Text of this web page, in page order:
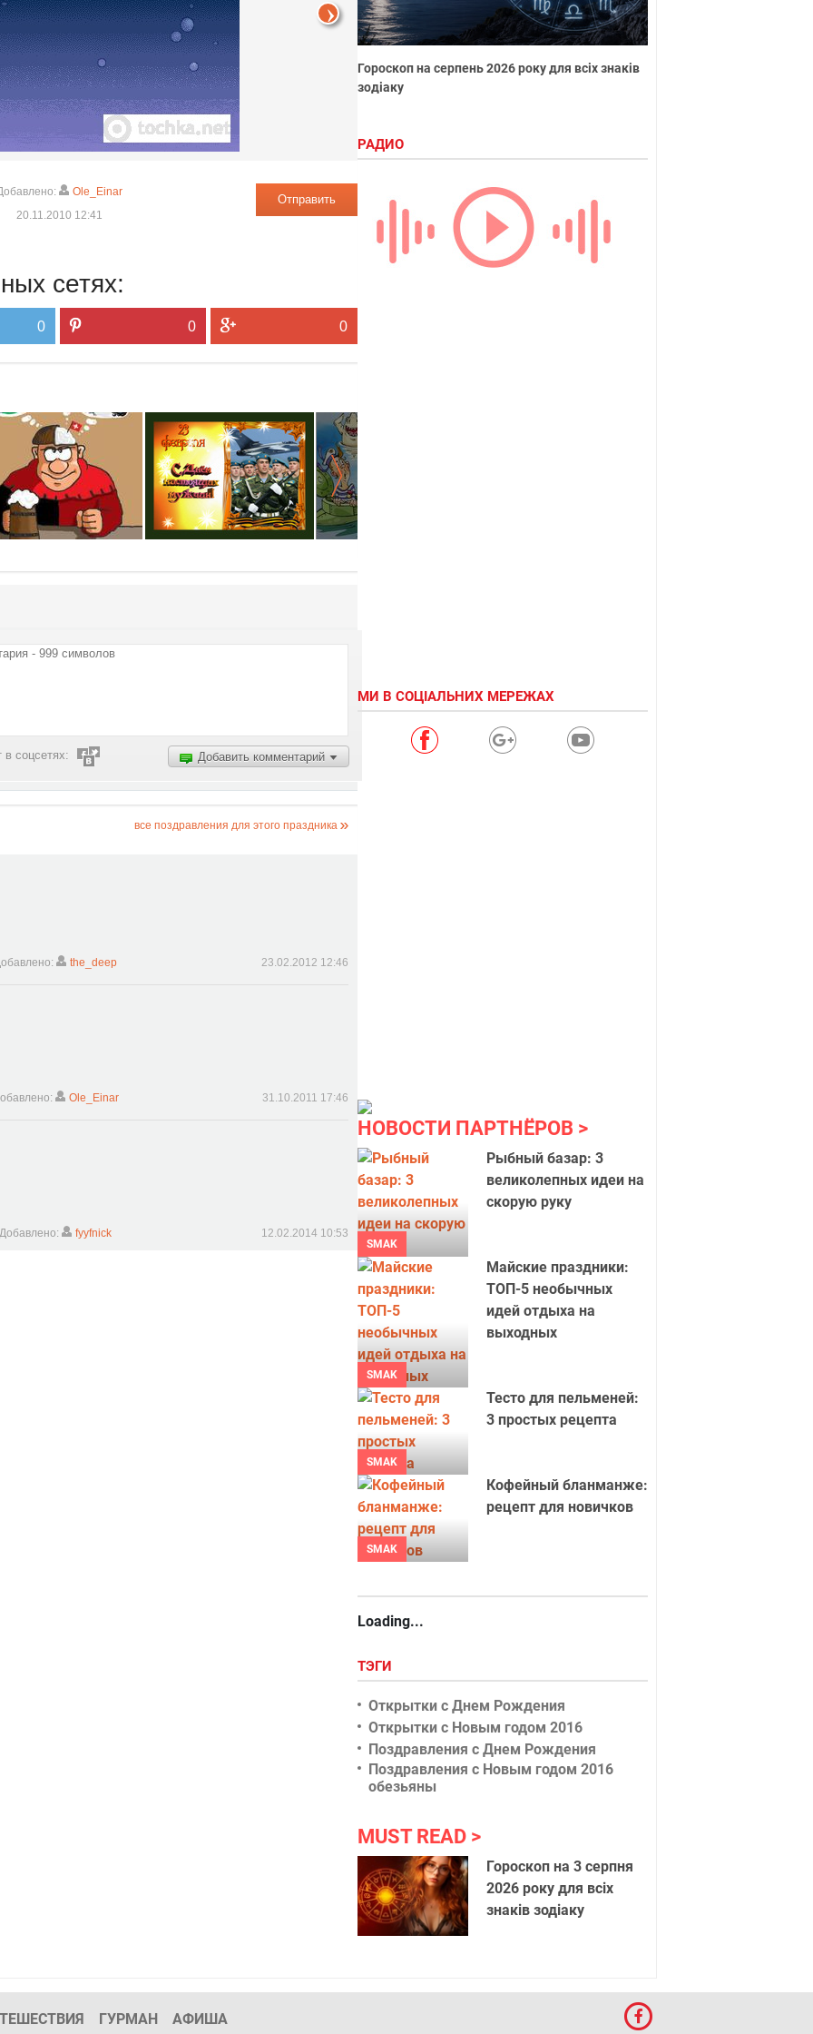
Отправить
Ole_Einar
20.11.2010 12:41
сетях:
0 0 0
Добавить комментарий
в соцсетях:
все поздравления для этого праздника
the_deep 23.02.2012 12:46
Ole_Einar 31.10.2011 17:46
Добавлено: fyyfnick 12.02.2014 10:53
Гороскоп на серпень 2026 року для всіх знаків
зодіаку
РАДИО
МИ В СОЦІАЛЬНИХ МЕРЕЖАХ
НОВОСТИ ПАРТНЁРОВ
SMAK
Рыбный базар: 3
великолепных идеи на
скорую руку
SMAK
Майские праздники:
ТОП-5 необычных
идей отдыха на
выходных
SMAK
Тесто для пельменей:
3 простых рецепта
SMAK
Кофейный бланманже:
рецепт для новичков
Loading...
ТЭГИ
Открытки с Днем Рождения
Открытки с Новым годом 2016
Поздравления с Днем Рождения
Поздравления с Новым годом 2016
обезьяны
MUST READ
Гороскоп на 3 серпня
2026 року для всіх
знаків зодіаку
ГУРМАН АФИША